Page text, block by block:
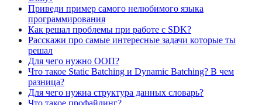
Приведи пример самого нелюбимого языка
программирования
Как решал проблемы при работе с SDK?
Расскажи про самые интересные задачи которые ты
решал
Для чего нужно ООП?
Что такое Static Batching и Dynamic Batching? В чем
разница?
Для чего нужна структура данных словарь?
Что такое профайлинг?